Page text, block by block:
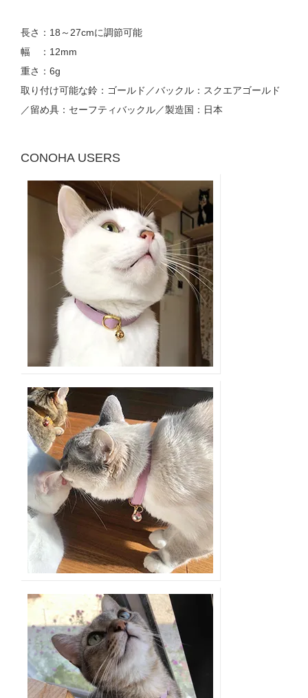
長さ：18～27cmに調節可能
幅 ：12mm
重さ：6g
取り付け可能な鈴：ゴールド／バックル：スクエアゴールド
／留め具：セーフティバックル／製造国：日本
CONOHA USERS